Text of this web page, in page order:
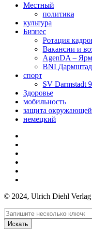
Местный
политика
культура
Бизнес
Ротация
Вакансии и
AgenDA –
BNI
спорт
SV Darmstadt
Здоровье
мобильность
защита
немецкий
© 2024, Ulrich Diehl
Искать